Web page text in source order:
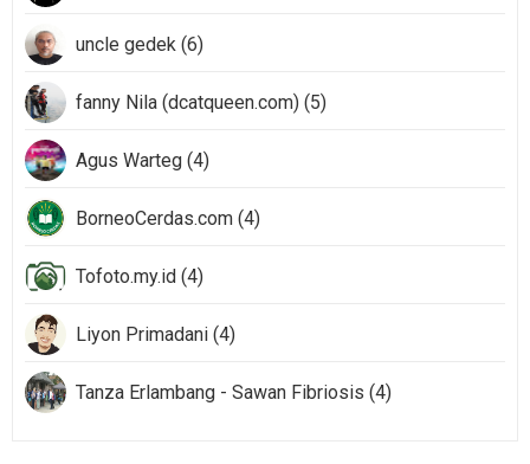
uncle gedek (6)
fanny Nila (dcatqueen.com) (5)
Agus Warteg (4)
BorneoCerdas.com (4)
Tofoto.my.id (4)
Liyon Primadani (4)
Tanza Erlambang - Sawan Fibriosis (4)